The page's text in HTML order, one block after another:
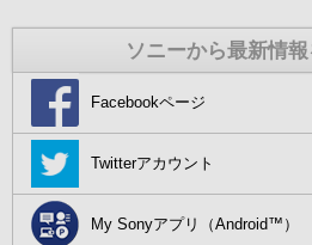
ソニーから最新情
Facebookページ
Twitterアカウント
My Sonyアプリ（Android™）